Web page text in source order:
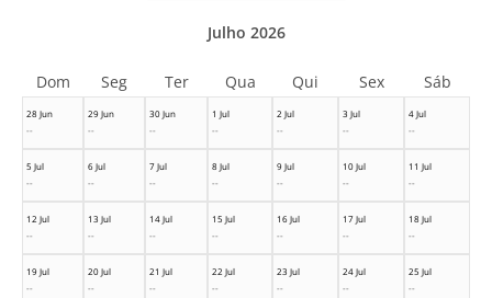
28 Jun
--
29 Jun
--
30 Jun
--
1 Jul
--
2 Jul
--
3 Jul
--
4 Jul
--
5 Jul
--
6 Jul
--
7 Jul
--
8 Jul
--
9 Jul
--
10 Jul
--
11 Jul
--
12 Jul
--
13 Jul
--
14 Jul
--
15 Jul
--
16 Jul
--
17 Jul
--
18 Jul
--
19 Jul
--
20 Jul
--
21 Jul
--
22 Jul
--
23 Jul
--
24 Jul
--
25 Jul
--
Julho 2026
Dom Seg Ter Qua Qui Sex Sáb